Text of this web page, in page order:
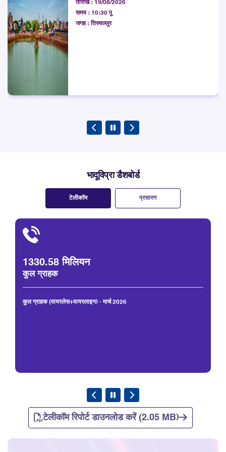
कूचबिहार जिलों के आस-पास मोबाइल नेटवर्क की गुणवत्ता का आकलन किया
अन्वेषण करना
तारीख : 19/08/2026
समय : 10:30 पु
जगह :तिरुवल्लुर
भादूविप्रा डैशबोर्ड
टेलीकॉम प्रसारण
1330.58 मिलियन
कुल ग्राहक
कुल ग्राहक (वायरलेस+वायरलाइन) - मार्च 2026
टेलीकॉम रिपोर्ट डाउनलोड करें (2.05 MB)